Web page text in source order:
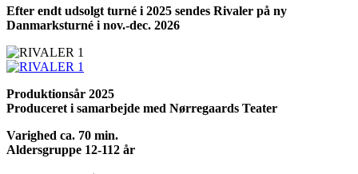
Efter endt udsolgt turné i 2025 sendes Rivaler på ny
Danmarksturné i nov.-dec. 2026
Produktionsår 2025
Produceret i samarbejde med Nørregaards Teater
Varighed ca. 70 min.
Aldersgruppe 12-112 år